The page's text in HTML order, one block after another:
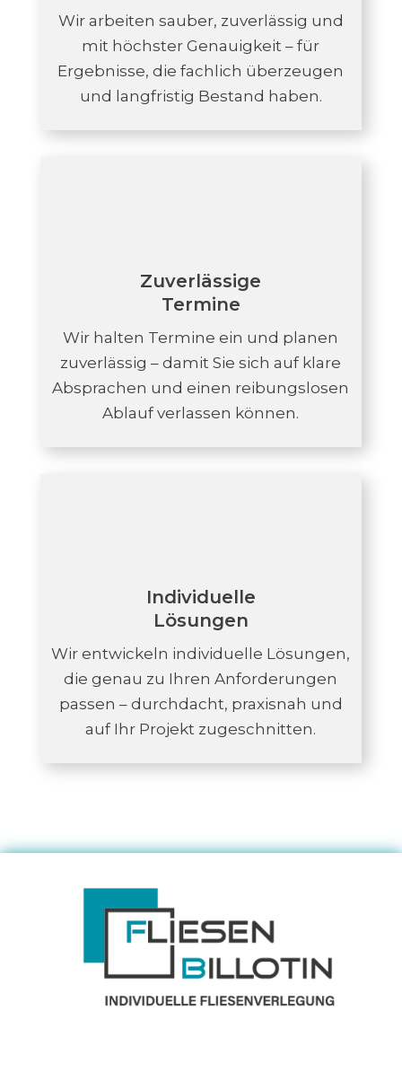
Wir arbeiten sauber, zuverlässig und
mit höchster Genauigkeit – für
Ergebnisse, die fachlich überzeugen
und langfristig Bestand haben.
Zuverlässige
Termine
Wir halten Termine ein und planen
zuverlässig – damit Sie sich auf klare
Absprachen und einen reibungslosen
Ablauf verlassen können.
Individuelle
Lösungen
Wir entwickeln individuelle Lösungen,
die genau zu Ihren Anforderungen
passen – durchdacht, praxisnah und
auf Ihr Projekt zugeschnitten.